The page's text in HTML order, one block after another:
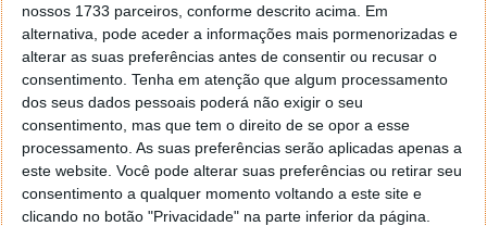
nossos 1733 parceiros, conforme descrito acima. Em
alternativa, pode aceder a informações mais pormenorizadas e
alterar as suas preferências antes de consentir ou recusar o
consentimento. Tenha em atenção que algum processamento
dos seus dados pessoais poderá não exigir o seu
consentimento, mas que tem o direito de se opor a esse
processamento. As suas preferências serão aplicadas apenas a
este website. Você pode alterar suas preferências ou retirar seu
consentimento a qualquer momento voltando a este site e
clicando no botão "Privacidade" na parte inferior da página.
Tags: bateria HyperCharge poco Xiaomi
PRÓXIMO ARTIGO
Combustíveis: preços para a gasolina e gasóleo para a
próxima semana